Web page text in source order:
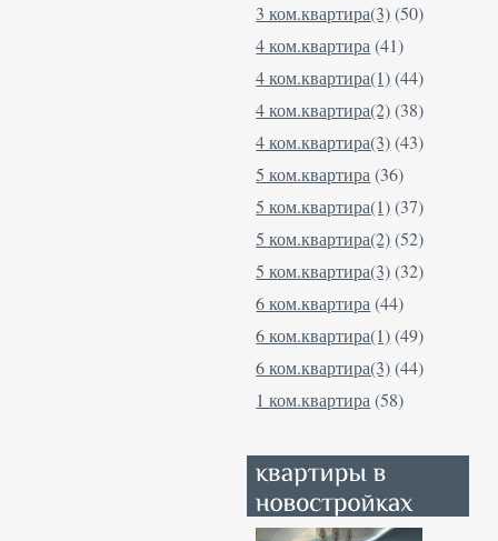
3 ком.квартира(3)(50)
4 ком.квартира (41)
4 ком.квартира(1)(44)
4 ком.квартира(2)(38)
4 ком.квартира(3)(43)
5 ком.квартира (36)
5 ком.квартира(1)(37)
5 ком.квартира(2)(52)
5 ком.квартира(3)(32)
6 ком.квартира (44)
6 ком.квартира(1)(49)
6 ком.квартира(3)(44)
1 ком.квартира (58)